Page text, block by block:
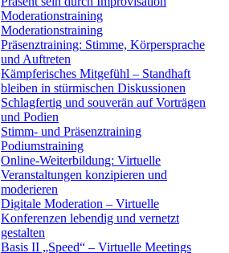
Moderationstraining
Moderationstraining
Präsenztraining: Stimme, Körpersprache
und Auftreten
Kämpferisches Mitgefühl – Standhaft
bleiben in stürmischen Diskussionen
Schlagfertig und souverän auf Vorträgen
und Podien
Stimm- und Präsenztraining
Podiumstraining
Online-Weiterbildung: Virtuelle
Veranstaltungen konzipieren und
moderieren
Digitale Moderation – Virtuelle
Konferenzen lebendig und vernetzt
gestalten
Basis II „Speed“ – Virtuelle Meetings